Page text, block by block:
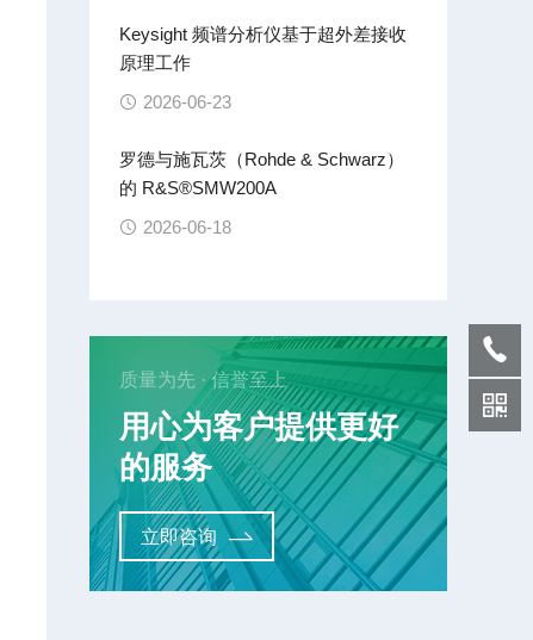
Keysight 频谱分析仪基于超外差接收
原理工作
2026-06-23
罗德与施瓦茨（Rohde & Schwarz）
的 R&S®SMW200A
2026-06-18
质量为先 · 信誉至上
用心为客户提供更好
的服务
立即咨询